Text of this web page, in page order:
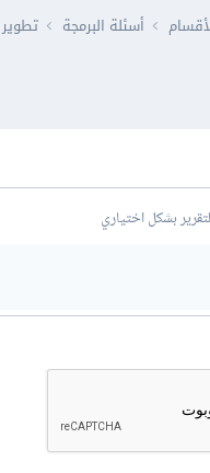
أسئلة البرمجة
بشكل اختياري